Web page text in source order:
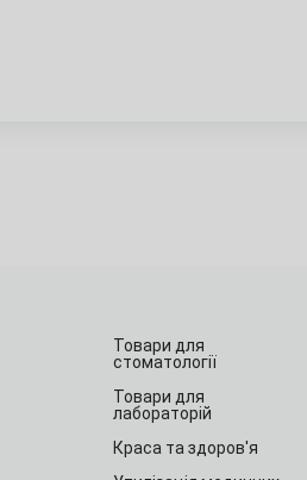
Товари для
стоматології
Товари для
лабораторій
Краса та здоров'я